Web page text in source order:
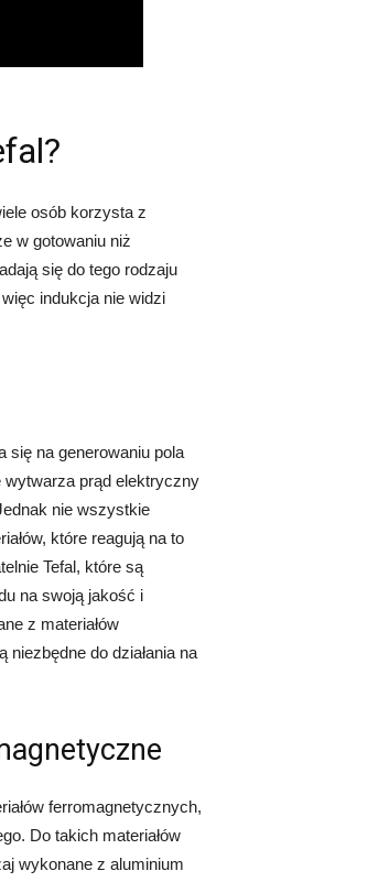
osób korzysta z
w gotowaniu niż
się do tego rodzaju
indukcja nie widzi
się na generowaniu pola
prąd elektryczny
nie wszystkie
które reagują na to
Tefal, które są
na swoją jakość i
z materiałów
do działania na
ferromagnetycznych,
Do takich materiałów
wykonane z aluminium